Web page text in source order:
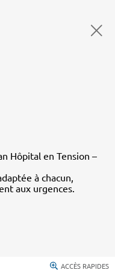
Hôpital en Tension –
à chacun,
aux urgences.
ACCÈS RAPIDES